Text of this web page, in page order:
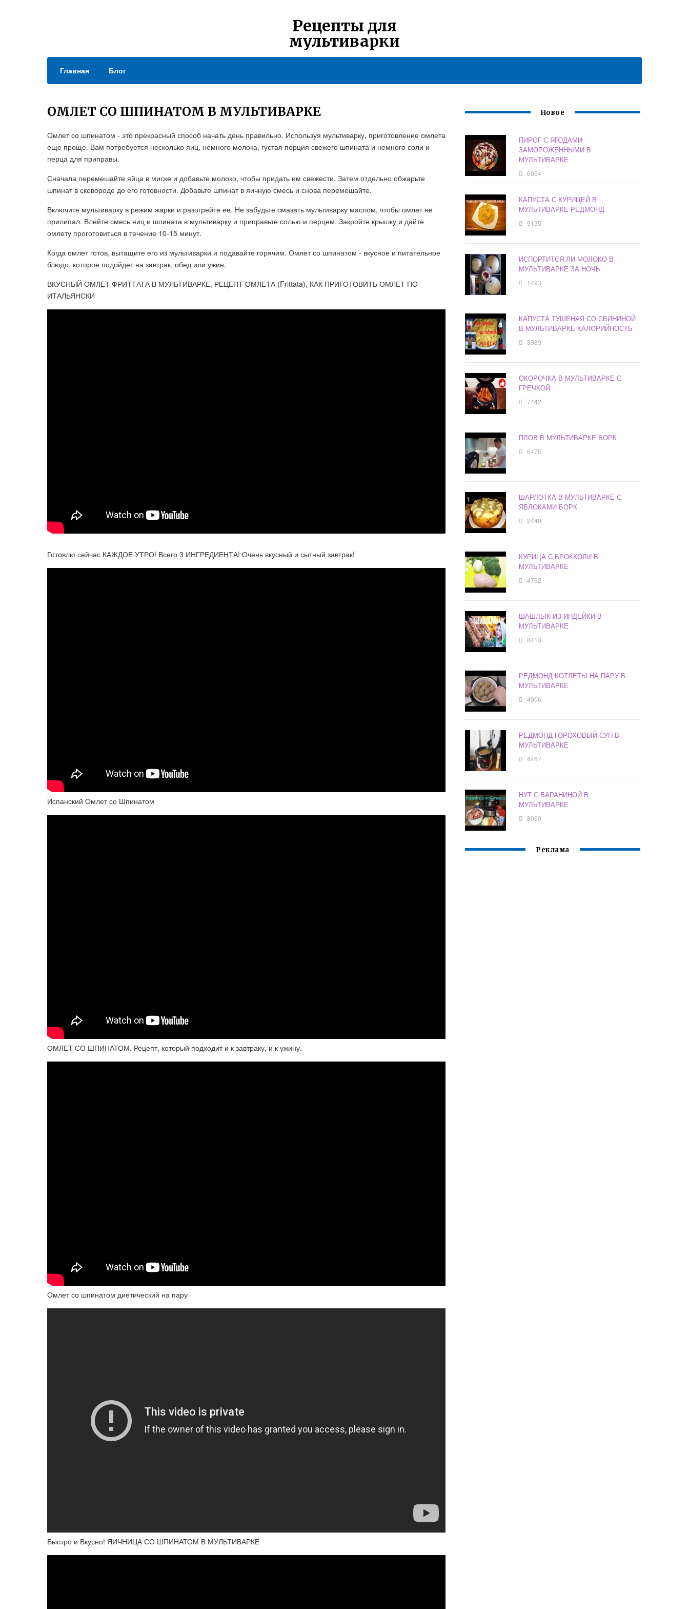
Рецепты для
мультиварки
Главная Блог
ОМЛЕТ СО ШПИНАТОМ В МУЛЬТИВАРКЕ
Омлет со шпинатом - это прекрасный способ начать день правильно. Используя мультиварку, приготовление омлета
еще проще. Вам потребуется несколько яиц, немного молока, густая порция свежего шпината и немного соли и
перца для приправы.
Сначала перемешайте яйца в миске и добавьте молоко, чтобы придать им свежести. Затем отдельно обжарьте
шпинат в сковороде до его готовности. Добавьте шпинат в яичную смесь и снова перемешайте.
Включите мультиварку в режим жарки и разогрейте ее. Не забудьте смазать мультиварку маслом, чтобы омлет не
прилипал. Влейте смесь яиц и шпината в мультиварку и приправьте солью и перцем. Закройте крышку и дайте
омлету проготовиться в течение 10-15 минут.
Когда омлет готов, вытащите его из мультиварки и подавайте горячим. Омлет со шпинатом - вкусное и питательное
блюдо, которое подойдет на завтрак, обед или ужин.
ВКУСНЫЙ ОМЛЕТ ФРИТТАТА В МУЛЬТИВАРКЕ, РЕЦЕПТ ОМЛЕТА (Frittata), КАК ПРИГОТОВИТЬ ОМЛЕТ ПО-
ИТАЛЬЯНСКИ
Готовлю сейчас КАЖДОЕ УТРО! Всего 3 ИНГРЕДИЕНТА! Очень вкусный и сытный завтрак!
Испанский Омлет со Шпинатом
ОМЛЕТ СО ШПИНАТОМ. Рецепт, который подходит и к завтраку, и к ужину.
Омлет со шпинатом диетический на пару
Быстро и Вкусно! ЯИЧНИЦА СО ШПИНАТОМ В МУЛЬТИВАРКЕ
Новое
ПИРОГ С ЯГОДАМИ
ЗАМОРОЖЕННЫМИ В
МУЛЬТИВАРКЕ
6054
КАПУСТА С КУРИЦЕЙ В
МУЛЬТИВАРКЕ РЕДМОНД
9135
ИСПОРТИТСЯ ЛИ МОЛОКО В
МУЛЬТИВАРКЕ ЗА НОЧЬ
1493
КАПУСТА ТУШЕНАЯ СО СВИНИНОЙ
В МУЛЬТИВАРКЕ КАЛОРИЙНОСТЬ
3989
ОКОРОЧКА В МУЛЬТИВАРКЕ С
ГРЕЧКОЙ
7442
ПЛОВ В МУЛЬТИВАРКЕ БОРК
6475
ШАРЛОТКА В МУЛЬТИВАРКЕ С
ЯБЛОКАМИ БОРК
2449
КУРИЦА С БРОККОЛИ В
МУЛЬТИВАРКЕ
4762
ШАШЛЫК ИЗ ИНДЕЙКИ В
МУЛЬТИВАРКЕ
8413
РЕДМОНД КОТЛЕТЫ НА ПАРУ В
МУЛЬТИВАРКЕ
4906
РЕДМОНД ГОРОХОВЫЙ СУП В
МУЛЬТИВАРКЕ
4467
НУТ С БАРАНИНОЙ В
МУЛЬТИВАРКЕ
8060
Реклама